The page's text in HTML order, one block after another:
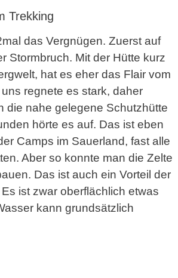
Trekking
das Vergnügen. Zuerst auf
Stormbruch. Mit der Hütte kurz
hat es eher das Flair vom
regnete es stark, daher
die nahe gelegene Schutzhütte
hörte es auf. Das ist eben
Camps im Sauerland, fast alle
Aber so konnte man die Zelte
Das ist auch ein Vorteil der
ist zwar oberflächlich etwas
kann grundsätzlich